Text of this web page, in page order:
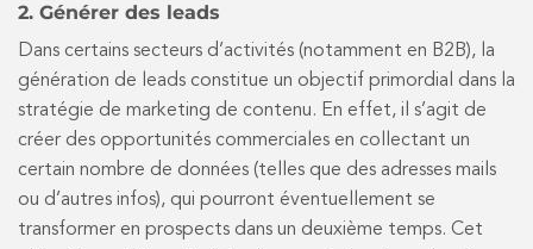
2. Générer des leads
Dans certains secteurs d’activités (notamment en B2B), la
génération de leads constitue un objectif primordial dans la
stratégie de marketing de contenu. En effet, il s’agit de
créer des opportunités commerciales en collectant un
certain nombre de données (telles que des adresses mails
ou d’autres infos), qui pourront éventuellement se
transformer en prospects dans un deuxième temps. Cet